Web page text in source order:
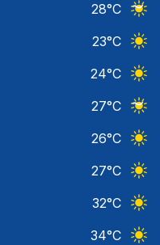
28°C
23°C
24°C
27°C
26°C
27°C
32°C
34°C